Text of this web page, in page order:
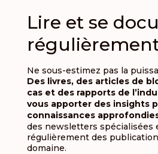
Lire et se
Ne sous-estimez pas la
Des livres, des articles de
cas et des rapports de
vous apporter des insights
connaissances
des newsletters spécialisées
régulièrement des
domaine.